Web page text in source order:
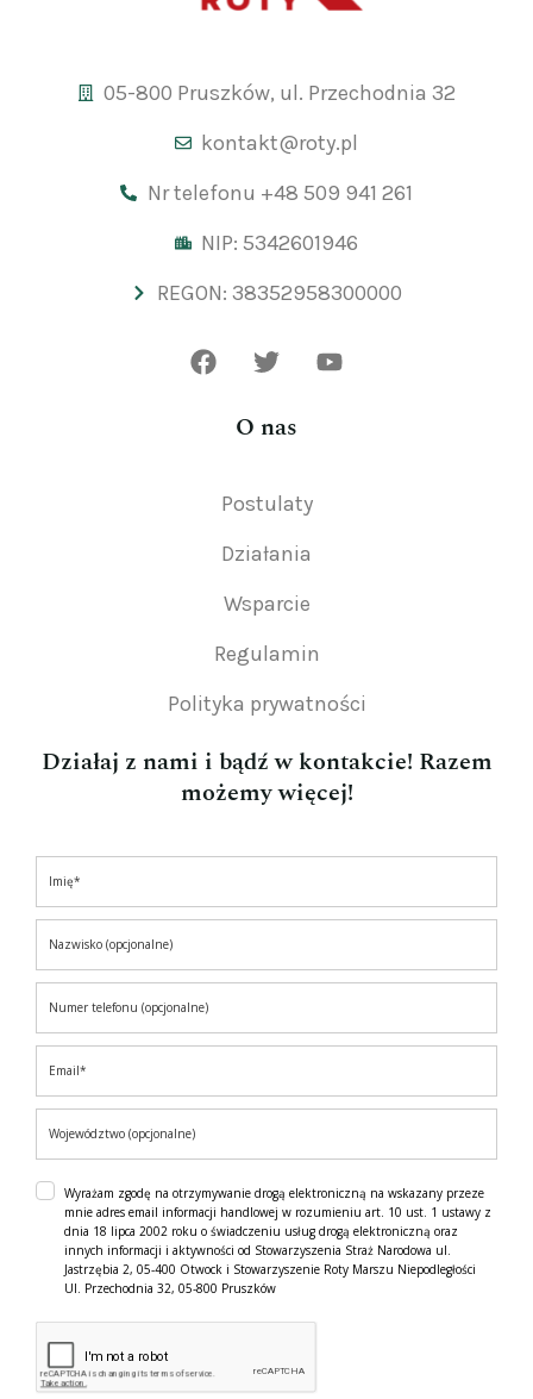
05-800 Pruszków, ul. Przechodnia 32
kontakt@roty.pl
Nr telefonu +48 509 941 261
NIP: 5342601946
REGON: 38352958300000
O nas
Postulaty
Działania
Wsparcie
Regulamin
Polityka prywatności
Działaj z nami i bądź w kontakcie! Razem
możemy więcej!
Wyrażam zgodę na otrzymywanie drogą elektroniczną na wskazany przeze
mnie adres email informacji handlowej w rozumieniu art. 10 ust. 1 ustawy z
dnia 18 lipca 2002 roku o świadczeniu usług drogą elektroniczną oraz
innych informacji i aktywności od Stowarzyszenia Straż Narodowa ul.
Jastrzębia 2, 05-400 Otwock i Stowarzyszenie Roty Marszu Niepodległości
Ul. Przechodnia 32, 05-800 Pruszków